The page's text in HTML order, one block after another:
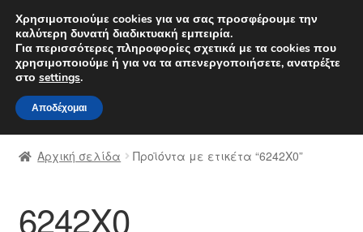
ΑΠΟΣΤΟΛΗ από 7 EUR
Δευτέρα-Παρ. 9 π.μ. - 4 μ.μ.
Απευθείας
μετάβαση
στην
πλοήγηση
Μετάβαση
σε
περιεχόμενο
Αρχική
Διαδικασία Παραπόνων
Επικοινωνία
Αρχική σελίδα Προϊόντα με ετικέτα “6242X0”
6242X0
Χρησιμοποιούμε cookies για να σας προσφέρουμε την
καλύτερη δυνατή διαδικτυακή εμπειρία.
Για περισσότερες πληροφορίες σχετικά με τα cookies που
χρησιμοποιούμε ή για να τα απενεργοποιήσετε, ανατρέξτε
στο settings.
Αποδέχομαι